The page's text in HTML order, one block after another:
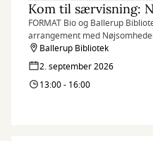
FORMAT Bio og Ballerup
arrangement med
Ballerup Bibliotek
2. september 2026
13:00 - 16:00